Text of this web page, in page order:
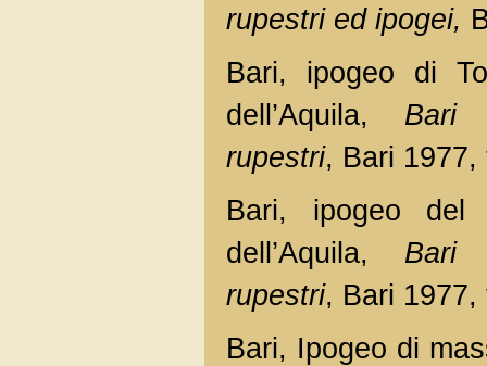
rupestri ed ipogei,
Bari, ipogeo di
dell’Aquila, Bari
rupestri, Bari 1977,
Bari, ipogeo del
dell’Aquila, Bari
rupestri, Bari 1977,
Bari, Ipogeo di